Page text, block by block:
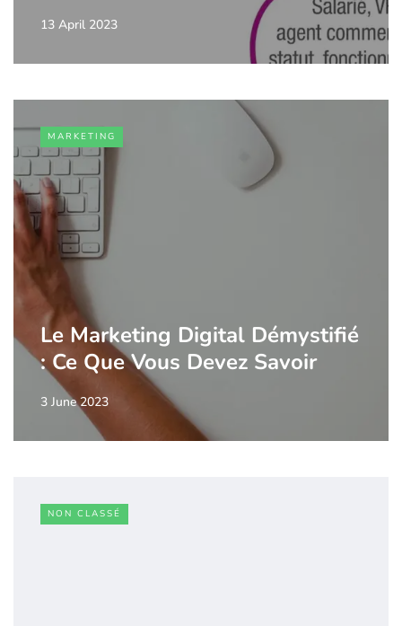
13 April 2023
MARKETING
Le Marketing Digital Démystifié
: Ce Que Vous Devez Savoir
3 June 2023
NON CLASSÉ